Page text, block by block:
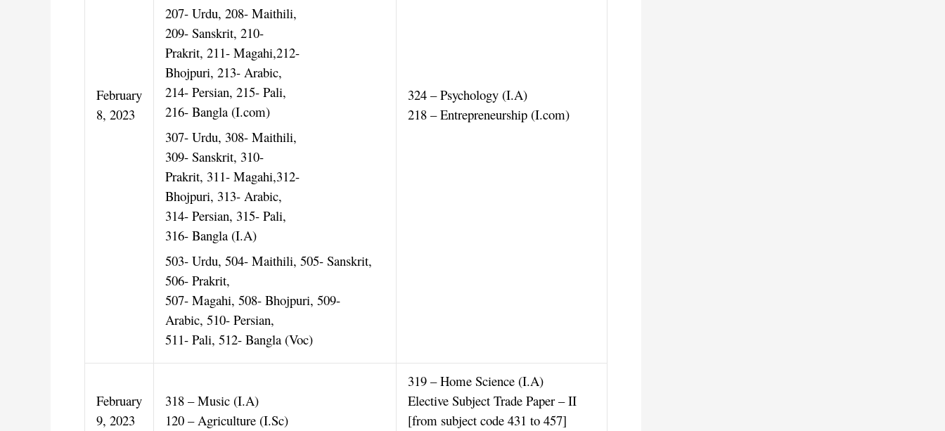
February
8, 2023
207- Urdu, 208- Maithili,
209- Sanskrit, 210-
Prakrit, 211- Magahi,212-
Bhojpuri, 213- Arabic,
214- Persian, 215- Pali,
216- Bangla (I.com)
307- Urdu, 308- Maithili,
309- Sanskrit, 310-
Prakrit, 311- Magahi,312-
Bhojpuri, 313- Arabic,
314- Persian, 315- Pali,
316- Bangla (I.A)
503- Urdu, 504- Maithili, 505- Sanskrit,
506- Prakrit,
507- Magahi, 508- Bhojpuri, 509-
Arabic, 510- Persian,
511- Pali, 512- Bangla (Voc)
324 – Psychology (I.A)
218 – Entrepreneurship (I.com)
February
9, 2023
318 – Music (I.A)
120 – Agriculture (I.Sc)
319 – Home Science (I.A)
Elective Subject Trade Paper – II
[from subject code 431 to 457]